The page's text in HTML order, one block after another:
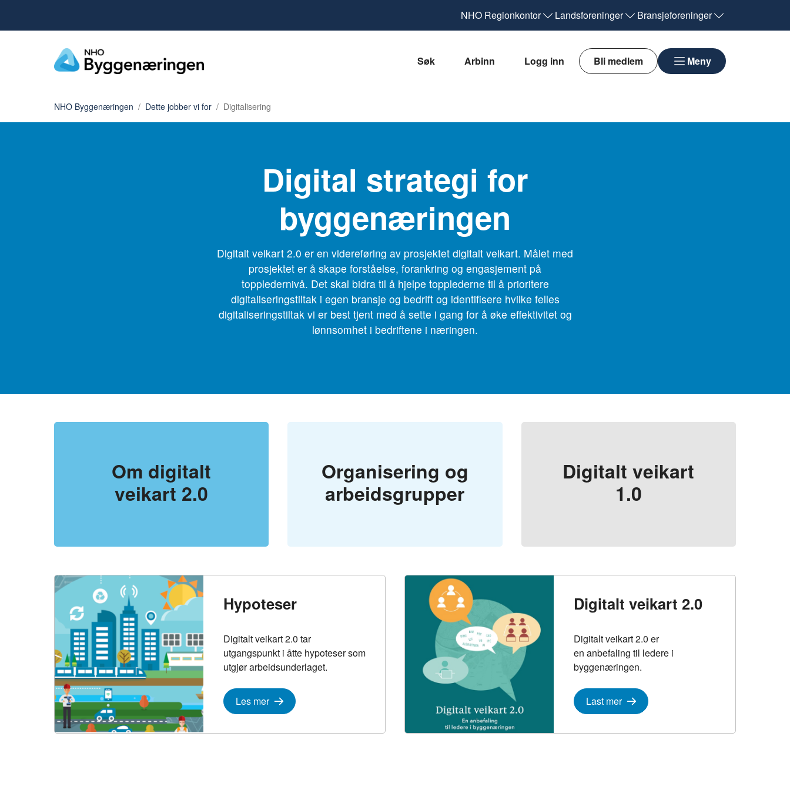
NHO Regionkontor Landsforeninger Bransjeforeninger
Søk Arbinn Logg inn Bli medlem Meny
NHO Byggenæringen Dette jobber vi for Digitalisering
Digital strategi for
byggenæringen
Digitalt veikart 2.0 er en videreføring av prosjektet digitalt veikart. Målet med
prosjektet er å skape forståelse, forankring og engasjement på
toppledernivå. Det skal bidra til å hjelpe topplederne til å prioritere
digitaliseringstiltak i egen bransje og bedrift og identifisere hvilke felles
digitaliseringstiltak vi er best tjent med å sette i gang for å øke effektivitet og
lønnsomhet i bedriftene i næringen.
Om digitalt
veikart 2.0
Organisering og
arbeidsgrupper
Digitalt veikart
1.0
Hypoteser
Digitalt veikart 2.0 tar
utgangspunkt i åtte hypoteser som
utgjør arbeidsunderlaget.
Les mer
Digitalt veikart 2.0
Digitalt veikart 2.0 er
en anbefaling til ledere i
byggenæringen.
Last mer